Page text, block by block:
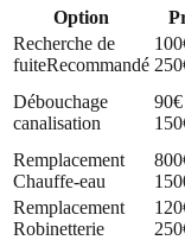
Option
Recherche de
fuiteRecommandé
Débouchage
canalisation
Remplacement
Chauffe-eau
Remplacement
Robinetterie